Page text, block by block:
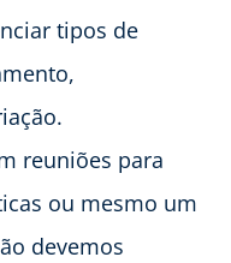
tipos de
reuniões para
ou mesmo um
devemos